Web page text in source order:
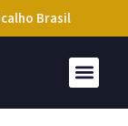
Brasil